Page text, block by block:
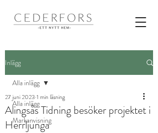
Inlägg
Alla inlägg
Markanvisning
Alla inlägg
Alingsås Tidning besöker projektet i
Herrljunga
27 juni 2023 1 min läsning